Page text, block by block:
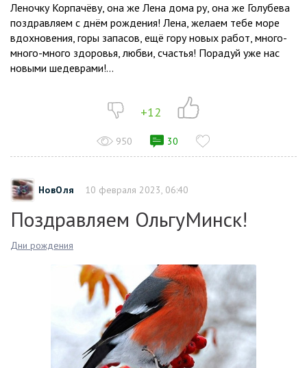
Леночку Корпачёву, она же Лена дома ру, она же Голубева
поздравляем с днём рождения! Лена, желаем тебе море
вдохновения, горы запасов, ещё гору новых работ, много-
много-много здоровья, любви, счастья! Порадуй уже нас
новыми шедеврами!...
+12
950 30
НовОля 10 февраля 2023, 06:40
Поздравляем ОльгуМинск!
Дни рождения